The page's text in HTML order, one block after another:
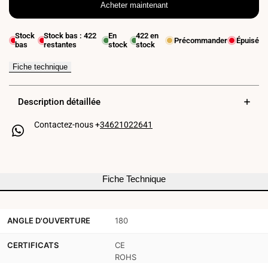
pour
Ruban
LED
220V
-
-
Extérieur
pour
Ruban
LED
220V
-
-
Extérieur
Acheter maintenant
Stock
bas
Stock bas : 422
restantes
En
stock
422 en
stock
Précommander Épuisé
Fiche technique
Description détaillée
Contactez-nous +34621022641
Fiche Technique
ANGLE D'OUVERTURE 180
CERTIFICATS
CE
ROHS